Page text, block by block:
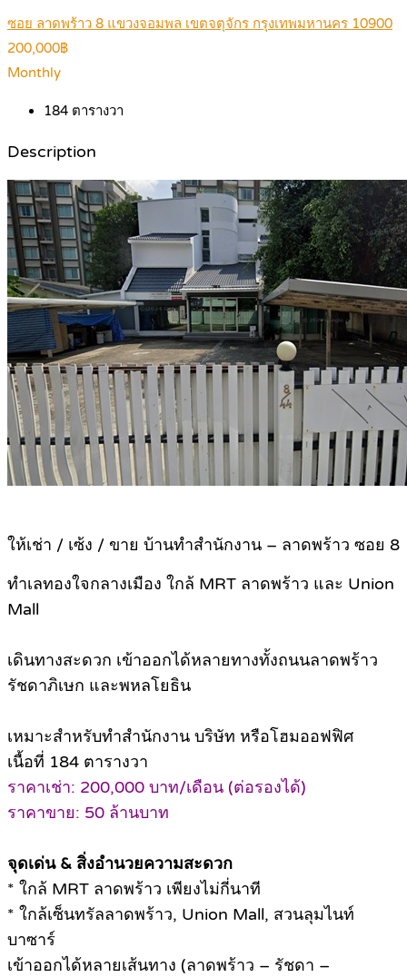
ซอย ลาดพร้าว 8 แขวงจอมพล เขตจตุจักร กรุงเทพมหานคร 10900
200,000฿
Monthly
184 ตารางวา
Description
ให้เช่า / เซ้ง / ขาย บ้านทำสำนักงาน – ลาดพร้าว ซอย 8
ทำเลทองใจกลางเมือง ใกล้ MRT ลาดพร้าว และ Union
Mall
เดินทางสะดวก เข้าออกได้หลายทางทั้งถนนลาดพร้าว
รัชดาภิเษก และพหลโยธิน
เหมาะสำหรับทำสำนักงาน บริษัท หรือโฮมออฟฟิศ
เนื้อที่ 184 ตารางวา
ราคาเช่า: 200,000 บาท/เดือน (ต่อรองได้)
ราคาขาย: 50 ล้านบาท
จุดเด่น & สิ่งอำนวยความสะดวก
* ใกล้ MRT ลาดพร้าว เพียงไม่กี่นาที
* ใกล้เซ็นทรัลลาดพร้าว, Union Mall, สวนลุมไนท์
บาซาร์
เข้าออกได้หลายเส้นทาง (ลาดพร้าว – รัชดา –